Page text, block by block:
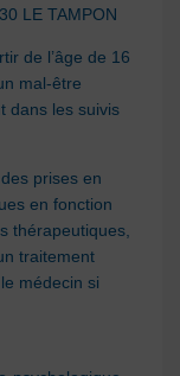
LE TAMPON
de l’âge de 16
mal-être
dans les suivis
prises en
en fonction
thérapeutiques,
traitement
médecin si